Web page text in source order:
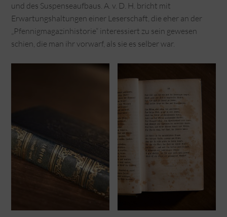
und des Suspenseaufbaus. A. v. D. H. bricht mit
Erwartungshaltungen einer Leserschaft, die eher an der
„Pfennigmagazinhistorie“ interessiert zu sein gewesen
schien, die man ihr vorwarf, als sie es selber war.